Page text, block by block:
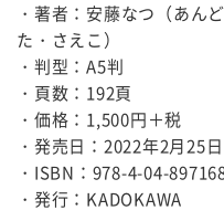
・著者：安藤なつ（あん
た・さえこ）
・判型：A5判
・頁数：192頁
・価格：1,500円＋税
・発売日：2022年2月25日
・ISBN：978-4-04-
・発行：KADOKAWA